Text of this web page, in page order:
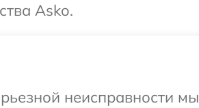
Asko.
неисправности мы